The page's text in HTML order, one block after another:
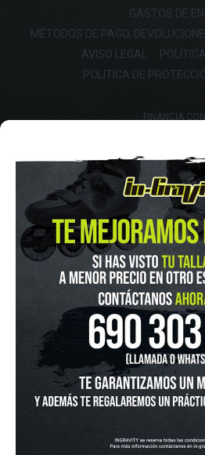
GASTOS DE
MÉTODOS DE PAGO,
AVISO LEGAL
POLÍTICA DE
FINANCIA
IN-GRAVITY MADRID RETIRO
Pza. Mariano de Cavia, 2
Tel.:915 524 553